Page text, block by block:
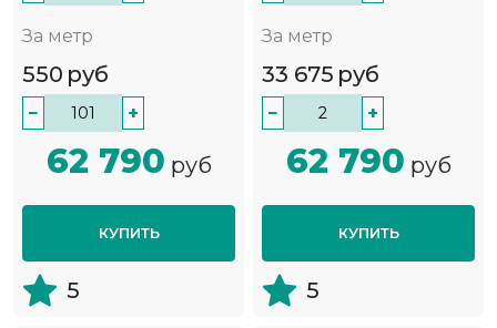
За метр
550 руб
− +
62 790 руб
КУПИТЬ
5
За метр
33 675 руб
− +
62 790 руб
КУПИТЬ
5